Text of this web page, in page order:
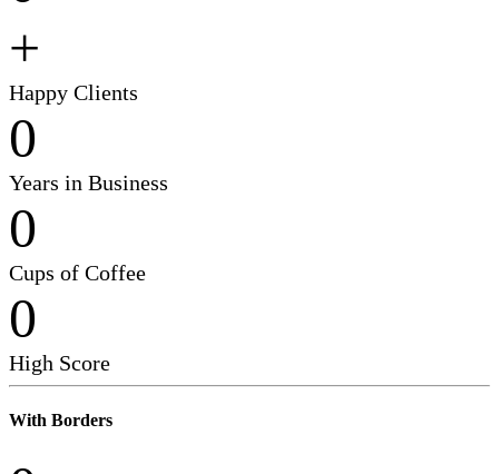
+
Happy Clients
0
Years in Business
0
Cups of Coffee
0
High Score
With Borders